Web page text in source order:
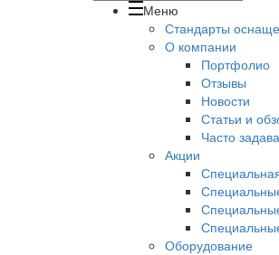
Меню
Стандарты
О компании
Портфолио
Отзывы
Новости
Статьи и
Часто
Акции
Оборудование